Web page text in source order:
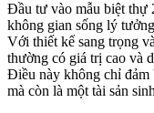
Đầu tư vào mẫu biệt thự
không gian sống lý
Với thiết kế sang trọng
thường có giá trị cao và
Điều này không chỉ đảm
mà còn là một tài sản